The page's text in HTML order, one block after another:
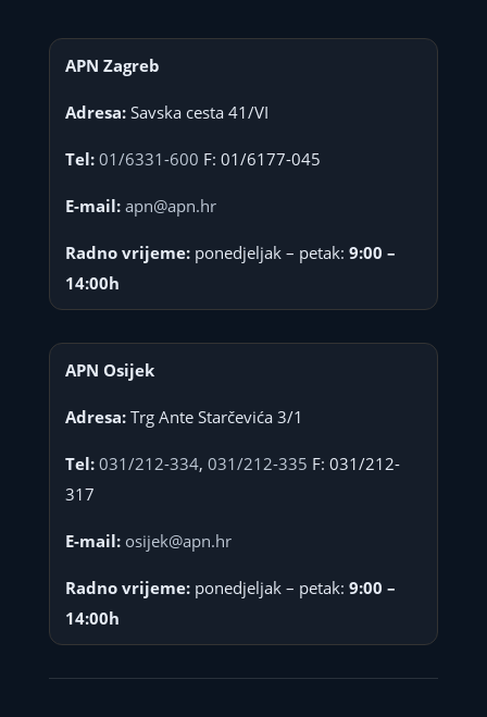
APN Zagreb
Adresa:Savska cesta 41/VI
Tel: 01/6331-600 F: 01/6177-045
E-mail: apn@apn.hr
Radno vrijeme:ponedjeljak – petak: 9:00 –
14:00h
APN Osijek
Adresa:Trg Ante Starčevića 3/1
Tel: 031/212-334, 031/212-335 F: 031/212-
317
E-mail: osijek@apn.hr
Radno vrijeme:ponedjeljak – petak: 9:00 –
14:00h